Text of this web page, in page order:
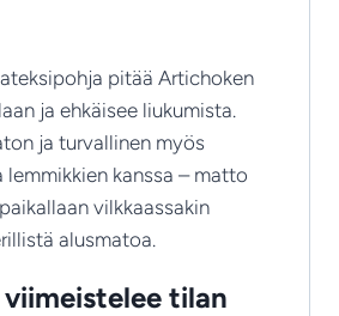
pitää Artichoken
ja ehkäisee liukumista.
ja turvallinen myös
lemmikkien kanssa – matto
vilkkaassakin
alusmatoa.
tilan